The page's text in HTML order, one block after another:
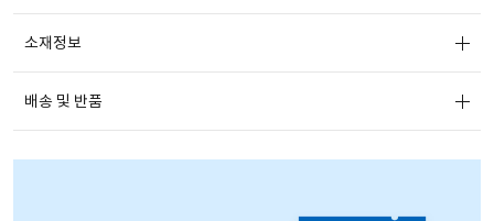
여성스러운 실루엣 연출
소재정보
배송 및 반품